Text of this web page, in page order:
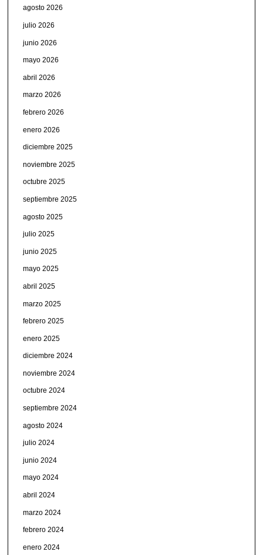
agosto 2026
julio 2026
junio 2026
mayo 2026
abril 2026
marzo 2026
febrero 2026
enero 2026
diciembre 2025
noviembre 2025
octubre 2025
septiembre 2025
agosto 2025
julio 2025
junio 2025
mayo 2025
abril 2025
marzo 2025
febrero 2025
enero 2025
diciembre 2024
noviembre 2024
octubre 2024
septiembre 2024
agosto 2024
julio 2024
junio 2024
mayo 2024
abril 2024
marzo 2024
febrero 2024
enero 2024